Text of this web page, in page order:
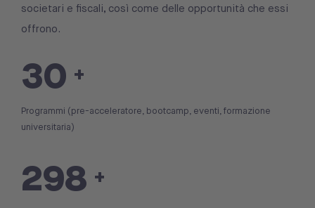
societari e fiscali, così come delle opportunità che essi
offrono.
30 +
Programmi (pre-acceleratore, bootcamp, eventi, formazione
universitaria)
300 +